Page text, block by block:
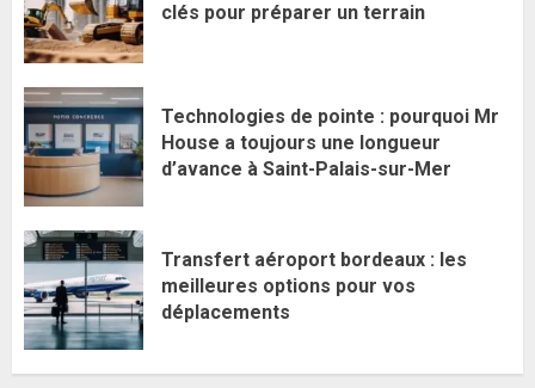
clés pour préparer un terrain
Technologies de pointe : pourquoi Mr
House a toujours une longueur
d’avance à Saint-Palais-sur-Mer
Transfert aéroport bordeaux : les
meilleures options pour vos
déplacements